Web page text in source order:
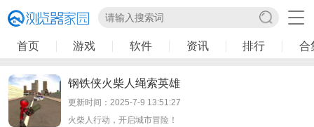
首页 游戏 软件 资讯 排行 合
钢铁侠火柴人绳索英雄
更新时间：2025-7-9 13:51:27
火柴人行动，开启城市冒险！